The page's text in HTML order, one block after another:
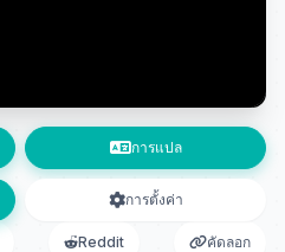
การแปล
การตั้งค่า
Reddit คัดลอก